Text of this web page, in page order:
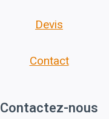
Devis
Contact
Contactez-nous